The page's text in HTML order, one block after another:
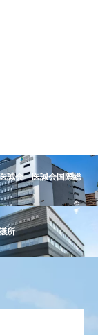
誠会 医誠会国際総
所